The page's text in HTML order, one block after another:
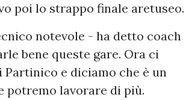
poi lo strappo finale aretuseo.
notevole - ha detto coach
bene queste gare. Ora ci
e diciamo che è un
potremo lavorare di più.